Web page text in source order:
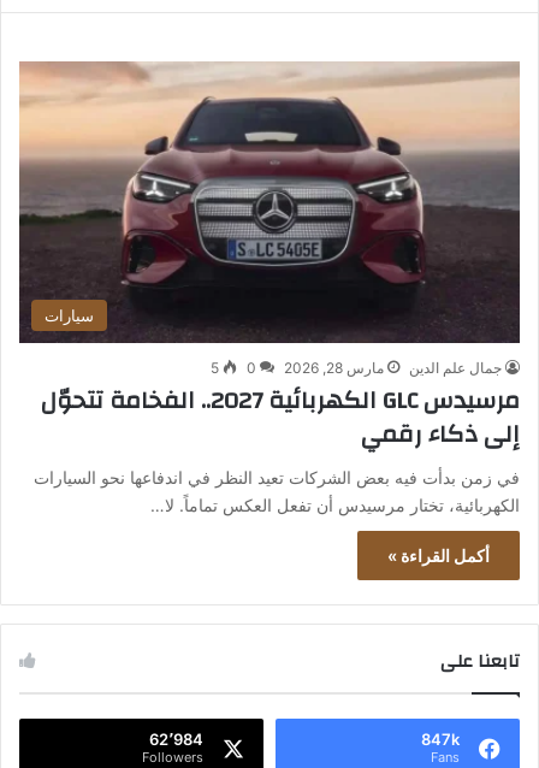
سيارات
جمال علم الدين مارس 28, 2026 0
5
مرسيدس GLC الكهربائية 2027.. الفخامة تتحوّل
إلى ذكاء رقمي
في زمن بدأت فيه بعض الشركات تعيد النظر في اندفاعها نحو السيارات
الكهربائية، تختار مرسيدس أن تفعل العكس تماماً. لا…
أكمل القراءة »
تابعنا على
847k
Fans
62٬984
Followers